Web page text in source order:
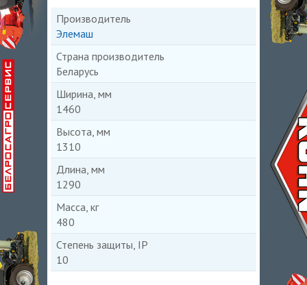
Производитель
Элемаш
Страна производитель
Беларусь
Ширина, мм
1460
Высота, мм
1310
Длина, мм
1290
Масса, кг
480
Степень защиты, IP
10